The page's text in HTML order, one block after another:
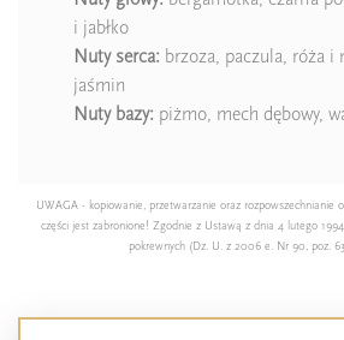
i jabłko
Nuty serca: brzoza, paczula, róża i
jaśmin
Nuty bazy: piżmo, mech dębowy,
UWAGA - kopiowanie, przetwarzanie oraz rozpowszechnianie
części jest zabronione! Zgodnie z Ustawą z dnia 4 lutego
pokrewnych (Dz. U. z 2006 e. Nr 90, poz.